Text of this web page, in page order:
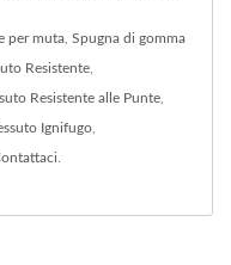
per muta, Spugna di gomma
Resistente,
Resistente alle Punte,
Ignifugo,
.